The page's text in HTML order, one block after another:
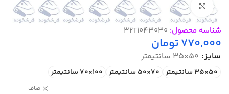
بزرگنمایی تصویر
شناسه محصول: 32T1043030
770,000تومان
سایز 50×35 سانتیمتر
50×35 سانتیمتر 70×50 سانتیمتر 100×70 سانتیمتر
صاف